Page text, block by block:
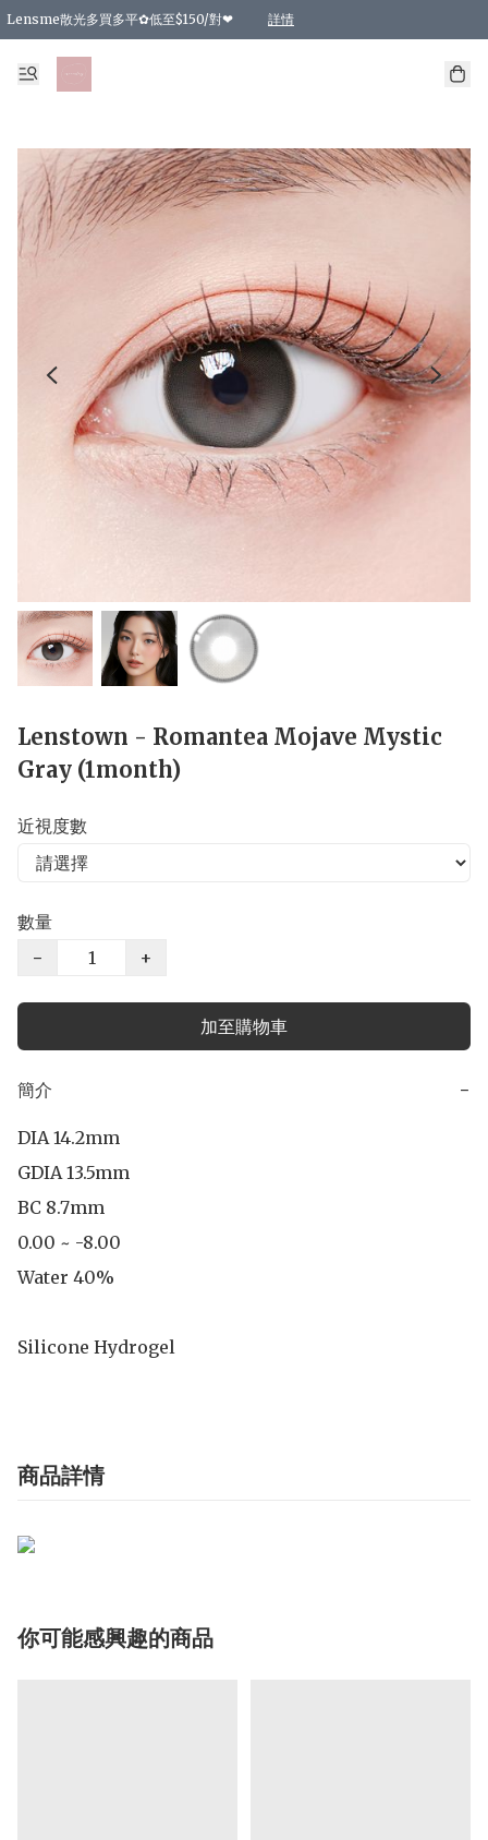
Lensme散光多買多平✿低至$150/對❤ 詳情
台灣Karacon⁩✧日拋 特價清貨❁⃘
日本韓國多款日/月拋現貨☼ 特價❤︎數量有限 售完即止
🇰🇷韓國多款月拋現貨 特價兩對$99✿數量有限 售完即止♫
精選商品，任選買2件或以上9 折；買4件或以上85 折；買6件或以上8 折
精選商品，任選買2件HKD 140.00；買4件HKD 260.00
精選商品，任選買2件HKD 190.00；買4件HKD 360.00
精選商品，任選買2件HKD 110.00；買4件HKD 180.00
精選商品，任選買2件HKD 170.00；買4件HKD 320.00
精選商品，任選買2件或以上減HKD 148.00
精選商品，任選買2件或以上減HKD 148.00
精選商品，任選買2件或以上95 折；買4件或以上9 折；買6件或以上85 折；買8件
精選商品，任選買12件或以上87 折
精選商品，任選買2件或以上減HKD 16.00；買4件或以上減HKD 32.00；買6
精選商品，任選買2件或以上95 折；買4件或以上9 折；買8件或以上85 折；買12
購物滿 HKD 800.00即享免運費優惠！（適用於 特定的送貨方式 )
Lenstown - Romantea Mojave Mystic
Gray (1month)
近視度數
數量
−
+
加至購物車
簡介 −
DIA 14.2mm
GDIA 13.5mm
BC 8.7mm
0.00 ~ -8.00
Water 40%
Silicone Hydrogel
商品詳情
你可能感興趣的商品